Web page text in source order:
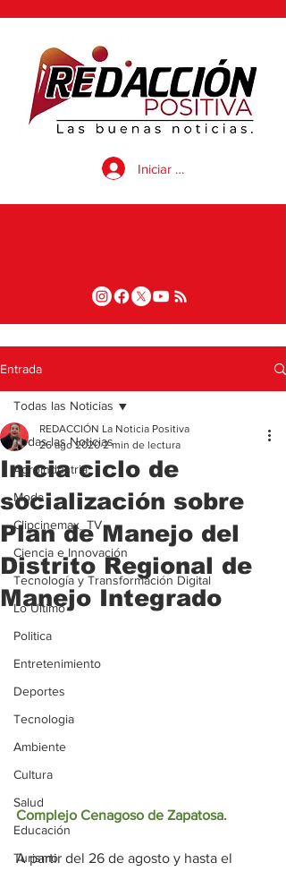
Iniciar sesión
Entrada
Todas las Noticias
Agroindustria
Moda
Clipcinemax_TV
Ciencia e Innovación
Tecnología y Transformación Digital
Lo Ultimo
Politica
Entretenimiento
Deportes
Tecnologia
Ambiente
Cultura
Salud
Educación
Turismo
Todas las Noticias
Inicia ciclo de
socialización sobre
Plan de Manejo del
Distrito Regional de
Manejo Integrado
REDACCIÓN La Noticia Positiva
26 ago 2020 2 min de lectura
Complejo Cenagoso de Zapatosa.
A partir del 26 de agosto y hasta el